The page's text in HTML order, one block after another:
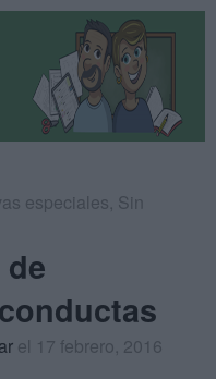
especiales, Sin
el 17 febrero, 2016